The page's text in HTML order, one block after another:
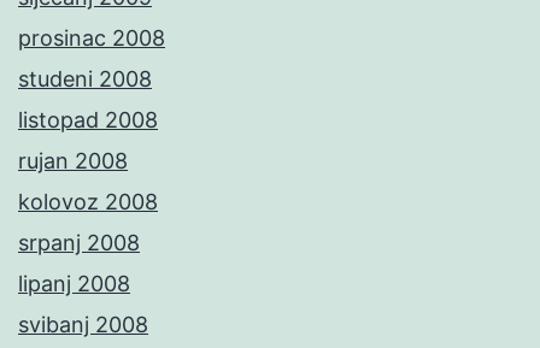
prosinac 2008
studeni 2008
listopad 2008
rujan 2008
kolovoz 2008
srpanj 2008
lipanj 2008
svibanj 2008